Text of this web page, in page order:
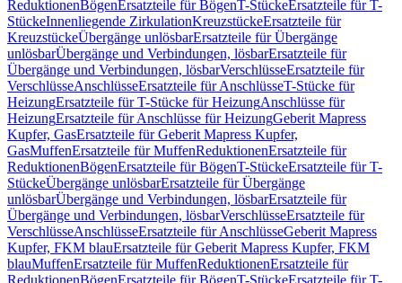
ReduktionenBögenErsatzteile für BögenT-StückeErsatzteile für T-
StückeInnenliegende ZirkulationKreuzstückeErsatzteile für
KreuzstückeÜbergänge unlösbarErsatzteile für Übergänge
unlösbarÜbergänge und Verbindungen, lösbarErsatzteile für
Übergänge und Verbindungen, lösbarVerschlüsseErsatzteile für
VerschlüsseAnschlüsseErsatzteile für AnschlüsseT-Stücke für
HeizungErsatzteile für T-Stücke für HeizungAnschlüsse für
HeizungErsatzteile für Anschlüsse für HeizungGeberit Mapress
Kupfer, GasErsatzteile für Geberit Mapress Kupfer,
GasMuffenErsatzteile für MuffenReduktionenErsatzteile für
ReduktionenBögenErsatzteile für BögenT-StückeErsatzteile für T-
StückeÜbergänge unlösbarErsatzteile für Übergänge
unlösbarÜbergänge und Verbindungen, lösbarErsatzteile für
Übergänge und Verbindungen, lösbarVerschlüsseErsatzteile für
VerschlüsseAnschlüsseErsatzteile für AnschlüsseGeberit Mapress
Kupfer, FKM blauErsatzteile für Geberit Mapress Kupfer, FKM
blauMuffenErsatzteile für MuffenReduktionenErsatzteile für
ReduktionenBögenErsatzteile für BögenT-StückeErsatzteile für T-